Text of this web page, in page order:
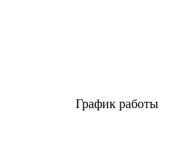
График работы